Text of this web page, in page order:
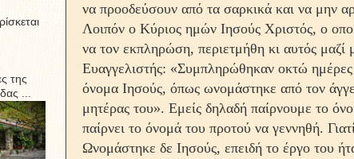
να προοδεύσουν από τα σαρκικά και να μην
Λοιπόν ο Κύριος ημών Ιησούς Χριστός, ο
να τον εκπληρώση, περιετμήθη κι αυτός μαζί
Ευαγγελιστής: «Συμπληρώθηκαν οκτώ ημέρες
όνομα Ιησούς, όπως ωνομάστηκε από τον
μητέρας του». Εμείς δηλαδή παίρνουμε το
παίρνει το όνομά του προτού να γεννηθή.
Ωνομάστηκε δε Ιησούς, επειδή το έργο του
της
...